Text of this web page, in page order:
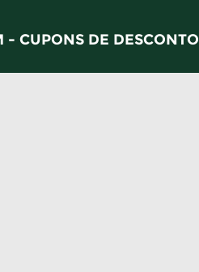
CUPONS DE DESCONTO